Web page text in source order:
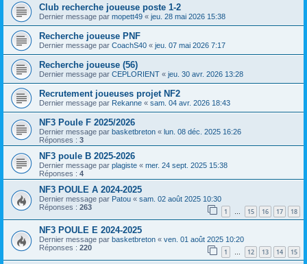
Club recherche joueuse poste 1-2
Dernier message par mopett49 « jeu. 28 mai 2026 15:38
Recherche joueuse PNF
Dernier message par CoachS40 « jeu. 07 mai 2026 7:17
Recherche joueuse (56)
Dernier message par CEPLORIENT « jeu. 30 avr. 2026 13:28
Recrutement joueuses projet NF2
Dernier message par Rekanne « sam. 04 avr. 2026 18:43
NF3 Poule F 2025/2026
Dernier message par basketbreton « lun. 08 déc. 2025 16:26
Réponses : 3
NF3 poule B 2025-2026
Dernier message par plagiste « mer. 24 sept. 2025 15:38
Réponses : 4
NF3 POULE A 2024-2025
Dernier message par Patou « sam. 02 août 2025 10:30
Réponses : 263 1 … 15 16 17 18
NF3 POULE E 2024-2025
Dernier message par basketbreton « ven. 01 août 2025 10:20
Réponses : 220 1 … 12 13 14 15